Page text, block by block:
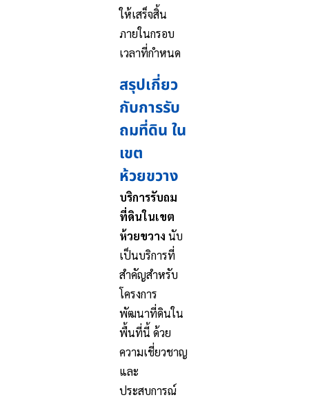
ให้เสร็จสิ้น
ภายในกรอบ
เวลาที่กำหนด
สรุปเกี่ยว
กับการรับ
ถมที่ดิน ใน
เขต
ห้วยขวาง
บริการรับถม
ที่ดินในเขต
ห้วยขวาง นับ
เป็นบริการที่
สำคัญสำหรับ
โครงการ
พัฒนาที่ดินใน
พื้นที่นี้ ด้วย
ความเชี่ยวชาญ
และ
ประสบการณ์